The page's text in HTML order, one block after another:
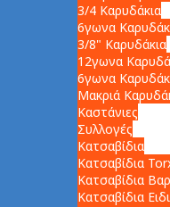
3/4 Καρυδάκια
6γωνα
3/8" Καρυδάκια
12γωνα
6γωνα
Μακριά
Καστάνιες
Συλλογές
Κατσαβίδια
Κατσαβίδια
Κατσαβίδια
Κατσαβίδια